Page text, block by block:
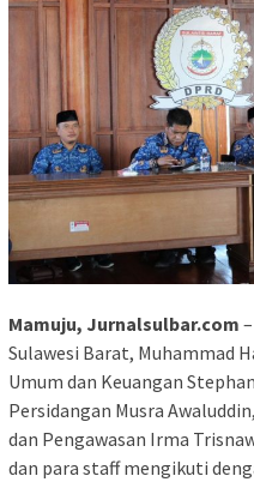
Mamuju, Jurnalsulbar.com
Sulawesi Barat, Muhammad
Umum dan Keuangan
Persidangan Musra
dan Pengawasan Irma
dan para staff mengikuti